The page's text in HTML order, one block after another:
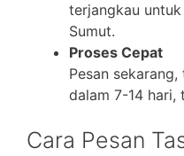
terjangkau
Sumut.
Proses Cepat
Pesan
dalam 7-14 hari,
Cara Pesan